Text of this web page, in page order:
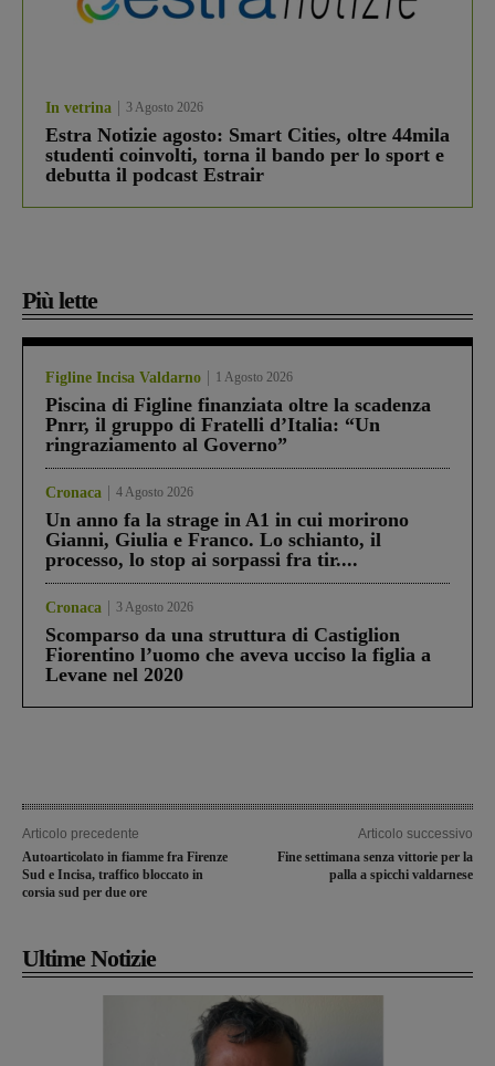
In vetrina 3 Agosto 2026
Estra Notizie agosto: Smart Cities, oltre 44mila
studenti coinvolti, torna il bando per lo sport e
debutta il podcast Estrair
Più lette
Figline Incisa Valdarno 1 Agosto 2026
Piscina di Figline finanziata oltre la scadenza
Pnrr, il gruppo di Fratelli d’Italia: “Un
ringraziamento al Governo”
Cronaca 4 Agosto 2026
Un anno fa la strage in A1 in cui morirono
Gianni, Giulia e Franco. Lo schianto, il
processo, lo stop ai sorpassi fra tir....
Cronaca 3 Agosto 2026
Scomparso da una struttura di Castiglion
Fiorentino l’uomo che aveva ucciso la figlia a
Levane nel 2020
Articolo precedente
Autoarticolato in fiamme fra Firenze
Sud e Incisa, traffico bloccato in
corsia sud per due ore
Articolo successivo
Fine settimana senza vittorie per la
palla a spicchi valdarnese
Ultime Notizie